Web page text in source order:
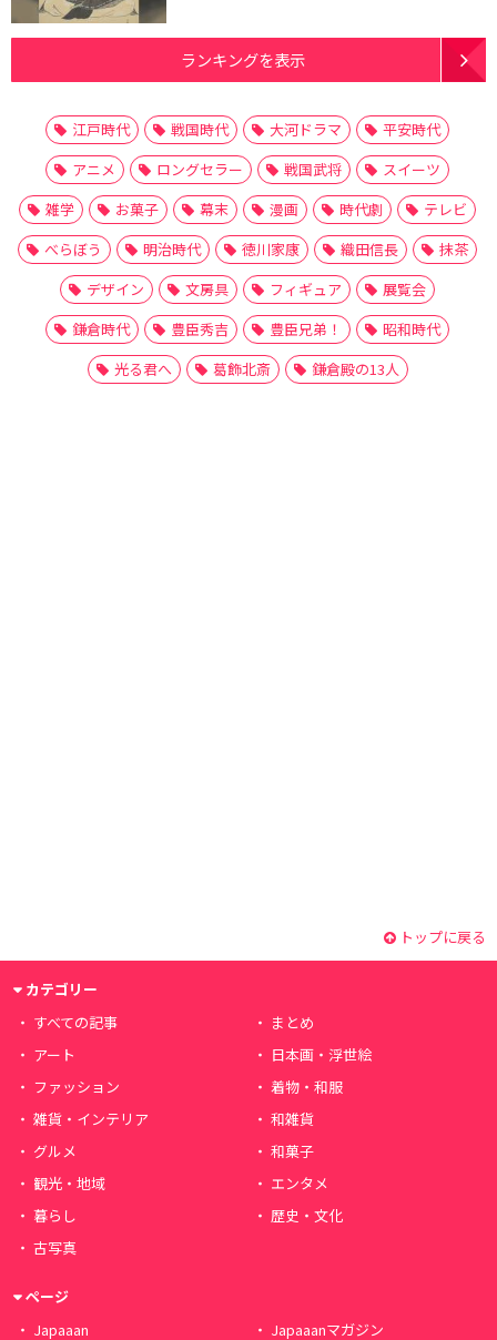
ランキングを表示
江戸時代 戦国時代 大河ドラマ
平安時代
アニメ
ロングセラー 戦国武将
スイーツ
雑学
お菓子 幕末 漫画 時代劇
テレビ
べらぼう
明治時代 徳川家康 織田信長
抹茶
デザイン
文房具 フィギュア
展覧会
鎌倉時代
豊臣秀吉 豊臣兄弟！
昭和時代
光る君へ
葛飾北斎 鎌倉殿の13人
トップに戻る
カテゴリー
すべての記事
まとめ
アート
日本画・浮世絵
ファッション
着物・和服
雑貨・インテリア
和雑貨
グルメ
和菓子
観光・地域
エンタメ
暮らし
歴史・文化
古写真
ページ
Japaaan
Japaaanマガジン